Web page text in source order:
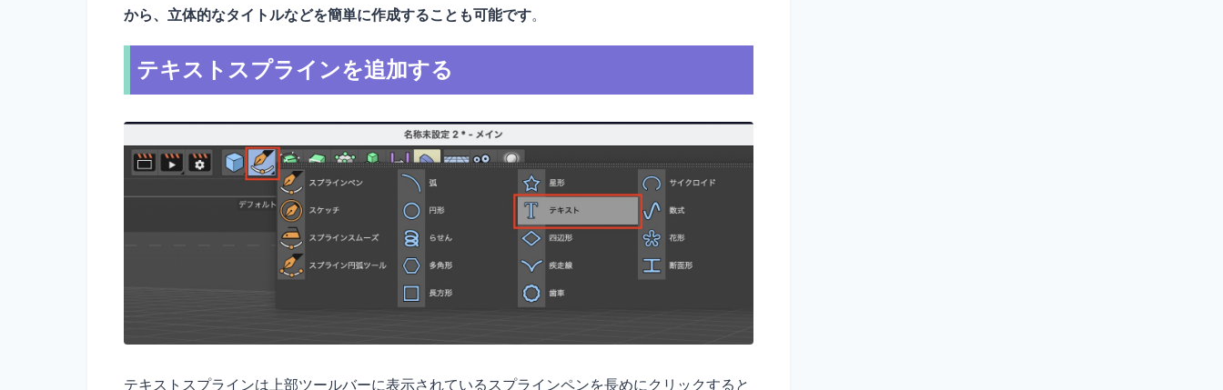
から、立体的なタイトルなどを簡単に作成することも可能です。
テキストスプラインを追加する
テキストスプラインは上部ツールバーに表示されているスプラインペンを長めにクリックすると